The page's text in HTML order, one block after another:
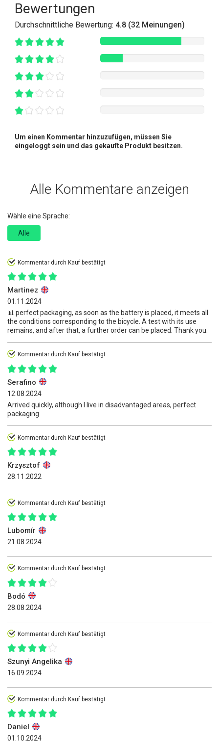
Bewertungen
Durchschnittliche Bewertung: 4.8 (32 Meinungen)
Um einen Kommentar hinzuzufügen, müssen Sie
eingeloggt sein und das gekaufte Produkt besitzen.
Alle Kommentare anzeigen
Wähle eine Sprache:
Alle
Kommentar durch Kauf bestätigt
Martinez
01.11.2024
📊 perfect packaging, as soon as the battery is placed, it meets all
the conditions corresponding to the bicycle. A test with its use
remains, and after that, a further order can be placed. Thank you.
Kommentar durch Kauf bestätigt
Serafino
12.08.2024
Arrived quickly, although I live in disadvantaged areas, perfect
packaging
Kommentar durch Kauf bestätigt
Krzysztof
28.11.2022
Kommentar durch Kauf bestätigt
Lubomír
21.08.2024
Kommentar durch Kauf bestätigt
Bodó
28.08.2024
Kommentar durch Kauf bestätigt
Szunyi Angelika
16.09.2024
Kommentar durch Kauf bestätigt
Daniel
01.10.2024